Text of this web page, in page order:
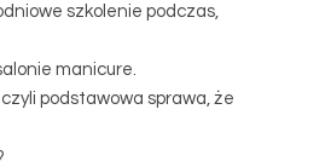
szkolenie podczas,
manicure.
podstawowa sprawa, że